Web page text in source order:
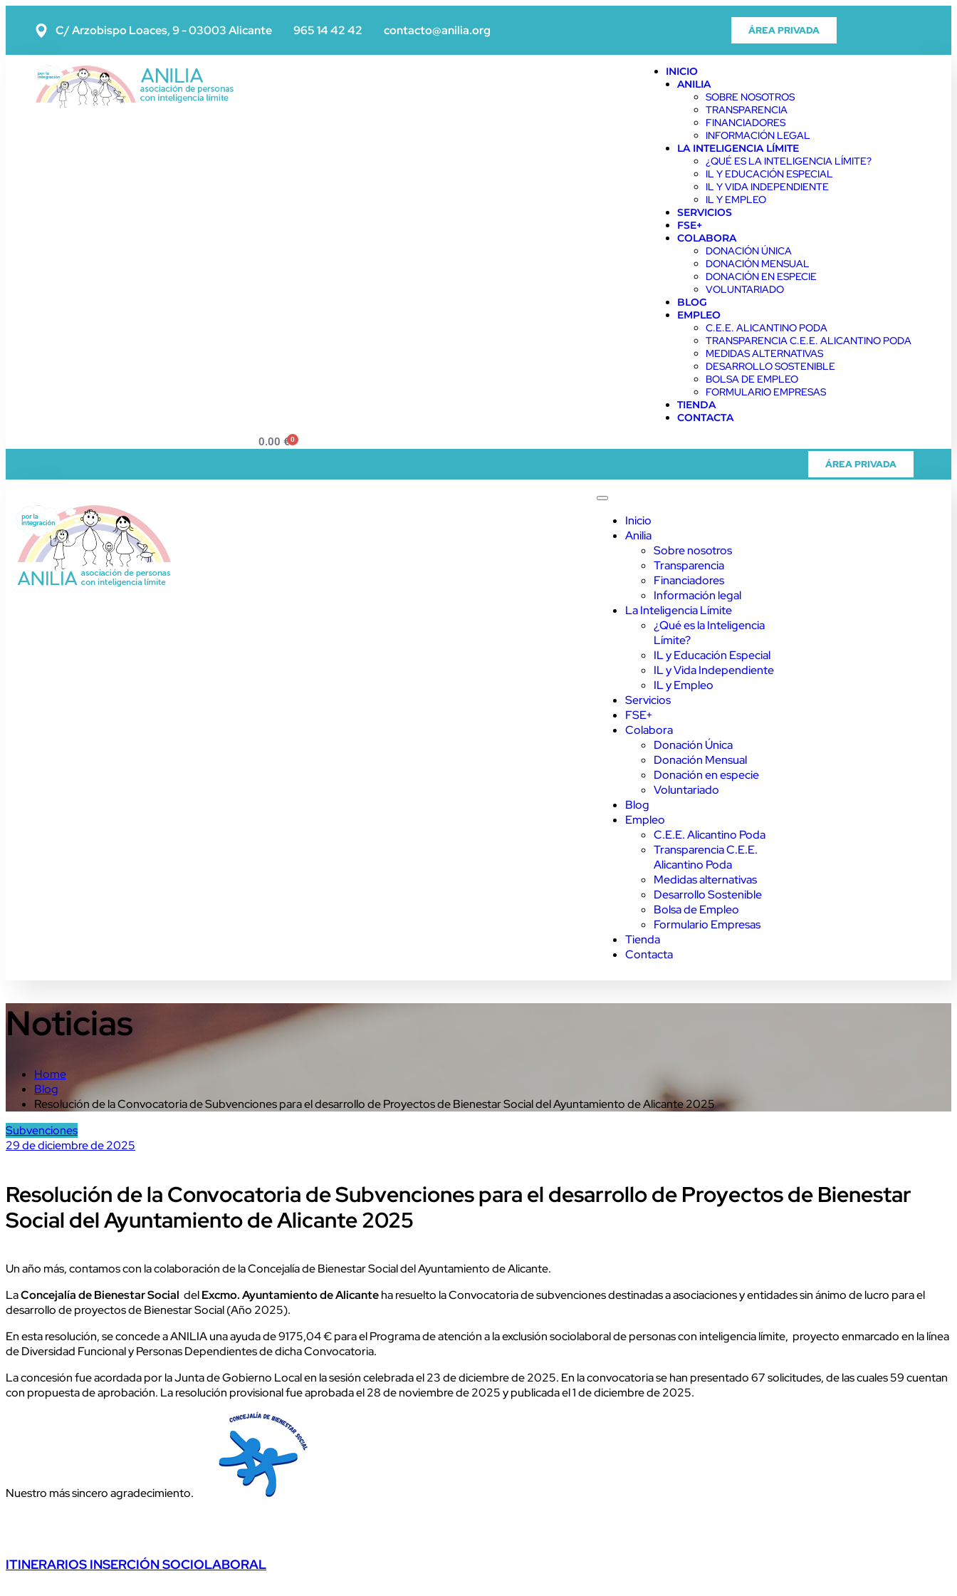
C/ Arzobispo Loaces, 9 - 03003 Alicante 965 14 42 42 contacto@anilia.org ÁREA PRIVADA
INICIO
ANILIA
SOBRE NOSOTROS
TRANSPARENCIA
FINANCIADORES
INFORMACIÓN LEGAL
LA INTELIGENCIA LÍMITE
¿QUÉ ES LA INTELIGENCIA LÍMITE?
IL Y EDUCACIÓN ESPECIAL
IL Y VIDA INDEPENDIENTE
IL Y EMPLEO
SERVICIOS
FSE+
COLABORA
DONACIÓN ÚNICA
DONACIÓN MENSUAL
DONACIÓN EN ESPECIE
VOLUNTARIADO
BLOG
EMPLEO
C.E.E. ALICANTINO PODA
TRANSPARENCIA C.E.E. ALICANTINO PODA
MEDIDAS ALTERNATIVAS
DESARROLLO SOSTENIBLE
BOLSA DE EMPLEO
FORMULARIO EMPRESAS
TIENDA
CONTACTA
0.00 €0
ÁREA PRIVADA
Inicio
Anilia
Sobre nosotros
Transparencia
Financiadores
Información legal
La Inteligencia Límite
¿Qué es la Inteligencia
Límite?
IL y Educación Especial
IL y Vida Independiente
IL y Empleo
Servicios
FSE+
Colabora
Donación Única
Donación Mensual
Donación en especie
Voluntariado
Blog
Empleo
C.E.E. Alicantino Poda
Transparencia C.E.E.
Alicantino Poda
Medidas alternativas
Desarrollo Sostenible
Bolsa de Empleo
Formulario Empresas
Tienda
Contacta
Noticias
Home
Blog
Resolución de la Convocatoria de Subvenciones para el desarrollo de Proyectos de Bienestar Social del Ayuntamiento de Alicante 2025
Subvenciones
29 de diciembre de 2025
Resolución de la Convocatoria de Subvenciones para el desarrollo de Proyectos de Bienestar
Social del Ayuntamiento de Alicante 2025
Un año más, contamos con la colaboración de la Concejalía de Bienestar Social del Ayuntamiento de Alicante.
LaConcejalía de Bienestar Social delExcmo. Ayuntamiento de Alicanteha resuelto la Convocatoria de subvenciones destinadas a asociaciones y entidades sin ánimo de lucro para el
desarrollo de proyectos de Bienestar Social (Año 2025).
En esta resolución, se concede a ANILIA una ayuda de 9175,04 € para el Programa de atención a la exclusión sociolaboral de personas con inteligencia límite, proyecto enmarcado en la línea
de Diversidad Funcional y Personas Dependientes de dicha Convocatoria.
La concesión fue acordada por la Junta de Gobierno Local en la sesión celebrada el 23 de diciembre de 2025. En la convocatoria se han presentado 67 solicitudes, de las cuales 59 cuentan
con propuesta de aprobación. La resolución provisional fue aprobada el 28 de noviembre de 2025 y publicada el 1 de diciembre de 2025.
Nuestro más sincero agradecimiento.
ITINERARIOS INSERCIÓN SOCIOLABORAL